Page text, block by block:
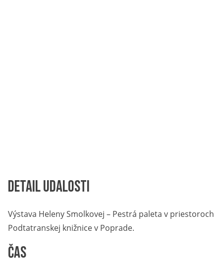
Detail udalosti
Výstava Heleny Smolkovej – Pestrá paleta v priestoroch
Podtatranskej knižnice v Poprade.
Čas